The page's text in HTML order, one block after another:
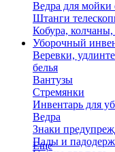
Ведра для мойки
Штанги
Кобура,
Уборочный
Веревки,
белья
Вантузы
Стремянки
Инвентарь для
Ведра
Знаки
Пады и
Еще